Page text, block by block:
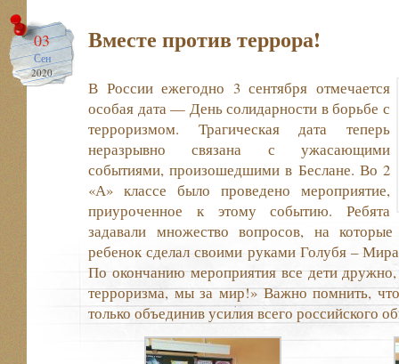
03
Сен
2020
Вместе против террора!
В России ежегодно 3 сентября отмечается
особая дата — День солидарности в борьбе с
терроризмом. Трагическая дата теперь
неразрывно связана с ужасающими
событиями, произошедшими в Беслане. Во 2
«А» классе было проведено мероприятие,
приуроченное к этому событию. Ребята
задавали множество вопросов, на
ребенок сделал своими руками Голубя –
По окончанию мероприятия все дети
терроризма, мы за мир!» Важно помнить,
только объединив усилия всего российского